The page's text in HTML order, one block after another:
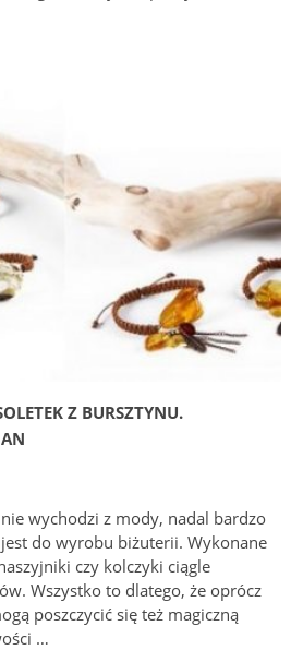
Z BURSZTYNU.
wychodzi z mody, nadal bardzo
do wyrobu biżuterii. Wykonane
czy kolczyki ciągle
Wszystko to dlatego, że oprócz
poszczycić się też magiczną
…